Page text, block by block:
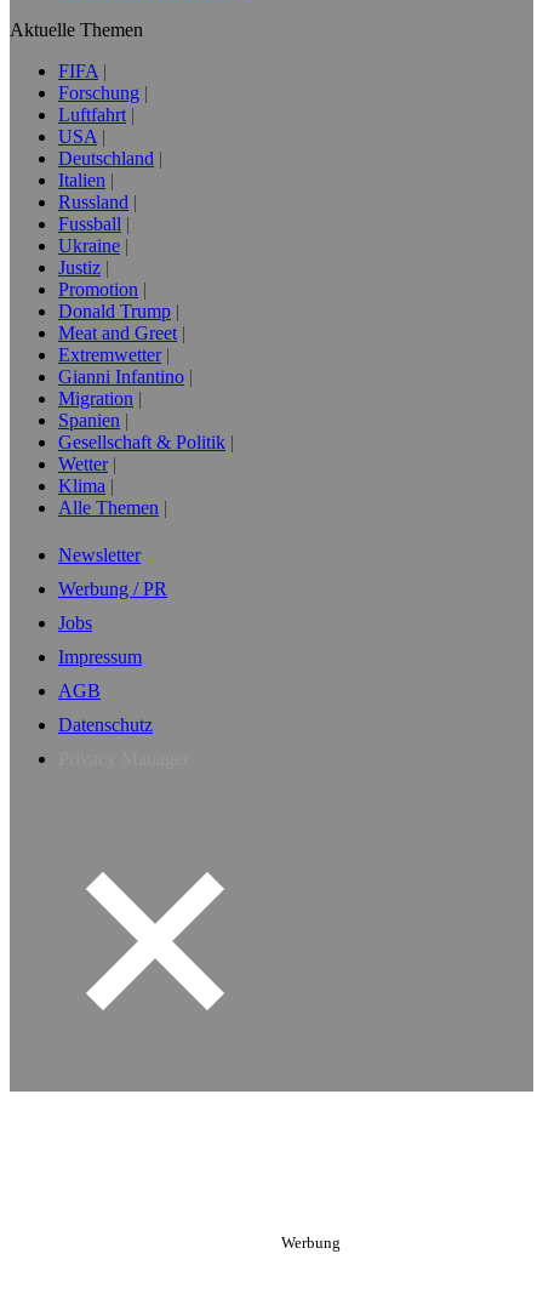
Aktuelle Themen
FIFA
Forschung
Luftfahrt
USA
Deutschland
Italien
Russland
Fussball
Ukraine
Justiz
Promotion
Donald Trump
Meat and Greet
Extremwetter
Gianni Infantino
Migration
Spanien
Gesellschaft & Politik
Wetter
Klima
Alle Themen
Newsletter
Werbung / PR
Jobs
Impressum
AGB
Datenschutz